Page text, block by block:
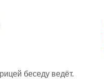
беседу ведёт.